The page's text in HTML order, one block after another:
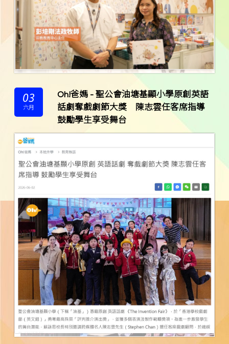
03
六月
Oh!爸媽 - 聖公會油塘基顯小學原創英語
話劇奪戲劇節大獎 陳志雲任客席指導
鼓勵學生享受舞台